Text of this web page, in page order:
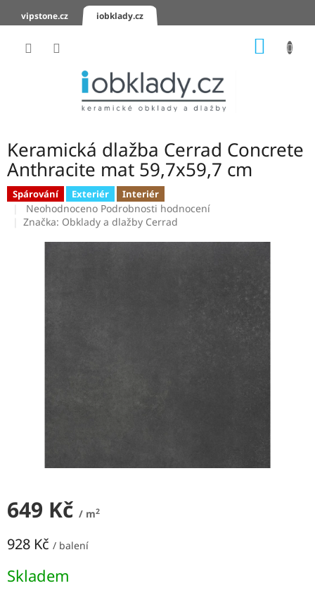
vipstone.cz iobklady.cz
KERAMICKÉ
OBKLADY
KERAMICKÉ
DLAŽBY
Značky
Přihlášení
Keramická dlažba Cerrad Concrete
Anthracite mat 59,7x59,7 cm
Spárování Exteriér Interiér
Průměrné
hodnocení
Neohodnoceno Podrobnosti hodnocení
Značka: Obklady a dlažby Cerrad
649 Kč / m2
928 Kč / balení
cena:
Skladem